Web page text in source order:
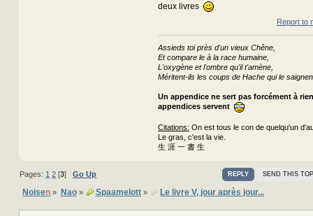
deux livres
Report to
Assieds toi près d'un vieux Chêne,
Et compare le à la race humaine,
L'oxygène et l'ombre qu'il t'amène,
Méritent-ils les coups de Hache qui le
Un appendice ne sert pas forcément à
appendices servent
Citations: On est tous le con de quelqu'un
Le gras, c'est la vie.
生 涯 一 書 生
REPLY SEND THIS
Pages: 1 2 [3]Go Up
Noisen » Nao» Spaamelott» Le livre V, jour après jour...